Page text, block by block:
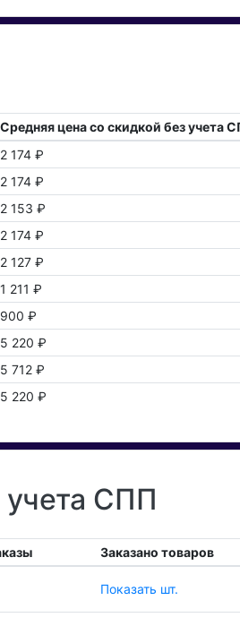
Средняя цена со скидкой без учета
2 174 ₽
2 174 ₽
2 153 ₽
2 174 ₽
2 127 ₽
1 211 ₽
900 ₽
5 220 ₽
5 712 ₽
5 220 ₽
СПП
Заказано товаров
Показать шт.